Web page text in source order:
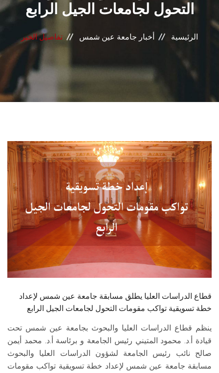
الرعاية الصحية
المراكز والوحدات
الأنظمة الذكية
الإعلام
الطلاب
هيئة التدريس
الدراسات العليا
الخريجين
الموظفون
الزائـرون
سجل الان
التحول لجامعات الجيل الرابع
الرئيسية أخبار جامعة عين شمس تفاصيل الخبر
قطاع الدراسات العليا يطلق مسابقة جامعة عين شمس لإعداد
خطة تسويقية تواكب مقومات التحول لجامعات الجيل الرابع
ينظم قطاع الدراسات العليا والبحوث بجامعة عين شمس تحت
قيادة أ.د. محمود المتيني رئيس الجامعة و برئاسة أ.د. محمد أيمن
صالح نائب رئيس الجامعة لشؤون الدراسات العليا والبحوث
مسابقة جامعة عين شمس لإعداد خطة تسويقية تواكب مقومات